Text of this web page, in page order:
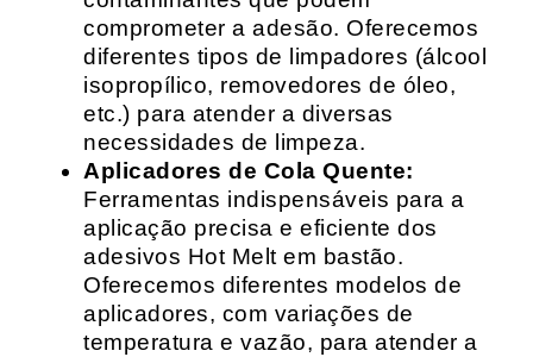
comprometer a adesão. Oferecemos
diferentes tipos de limpadores (álcool
isopropílico, removedores de óleo,
etc.) para atender a diversas
necessidades de limpeza.
Aplicadores de Cola Quente:
Ferramentas indispensáveis para a
aplicação precisa e eficiente dos
adesivos Hot Melt em bastão.
Oferecemos diferentes modelos de
aplicadores, com variações de
temperatura e vazão, para atender a